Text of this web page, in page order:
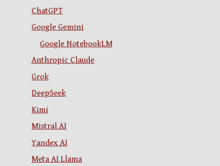
ChatGPT
Google Gemini
Google NotebookLM
Anthropic Claude
Grok
DeepSeek
Kimi
Mistral AI
Yandex AI
Meta AI Llama